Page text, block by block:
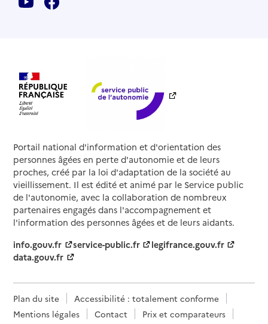
Portail national d'information et d'orientation des
personnes âgées en perte d'autonomie et de leurs
proches, créé par la loi d'adaptation de la société au
vieillissement. Il est édité et animé par le Service public
de l'autonomie, avec la collaboration de nombreux
partenaires engagés dans l'accompagnement et
l'information des personnes âgées et de leurs aidants.
info.gouv.fr
service-public.fr
legifrance.gouv.fr
data.gouv.fr
Plan du site
Accessibilité : totalement conforme
Mentions légales
Contact
Prix et comparateurs